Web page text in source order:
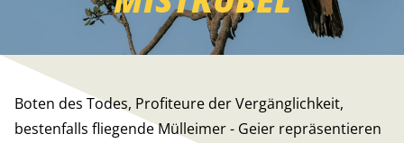
Boten des Todes, Profiteure der Vergänglichkeit,
bestenfalls fliegende Mülleimer - Geier repräsentieren